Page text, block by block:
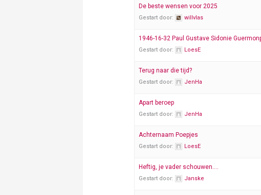
De beste wensen voor 2025
Gestart door: willvlas
1946-16-32 Paul Gustave Sidonie
Gestart door: LoesE
Terug naar die tijd?
Gestart door: JenHa
Apart beroep
Gestart door: JenHa
Achternaam Poepjes
Gestart door: LoesE
Heftig, je vader schouwen….
Gestart door: Janske